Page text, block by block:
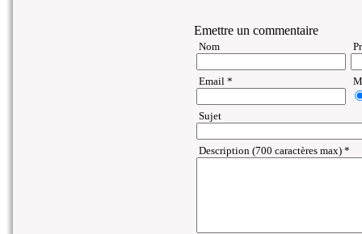
Emettre un commentaire
Nom
Email *
Sujet
Description (700 caractères max) *